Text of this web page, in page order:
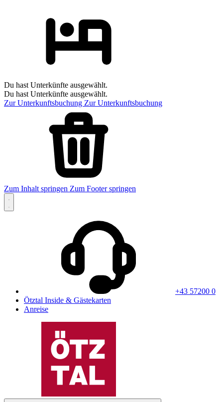
Du hast Unterkünfte ausgewählt.
Du hast Unterkünfte ausgewählt.
Zur Unterkunftsbuchung Zur Unterkunftsbuchung
Zum Inhalt springen Zum Footer springen
+43 57200 0
Ötztal Inside & Gästekarten
Anreise